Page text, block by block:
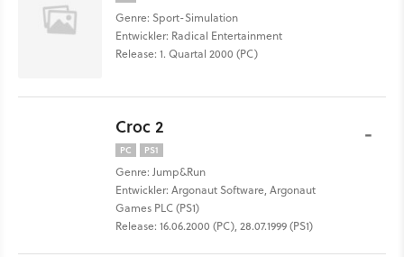
Genre: Sport-Simulation
Entwickler: Radical Entertainment
Release: 1. Quartal 2000 (PC)
Croc 2
PC PS1
Genre: Jump&Run
Entwickler: Argonaut Software, Argonaut
Games PLC (PS1)
Release: 16.06.2000 (PC), 28.07.1999 (PS1)
-